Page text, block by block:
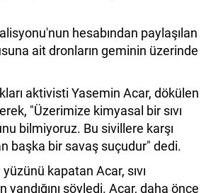
hesabından paylaşılan
ait dronların geminin üzerinde
aktivisti Yasemin Acar, dökülen
"Üzerimize kimyasal bir sıvı
bilmiyoruz. Bu sivillere karşı
başka bir savaş suçudur" dedi.
kapatan Acar, sıvı
söyledi. Acar, daha önce